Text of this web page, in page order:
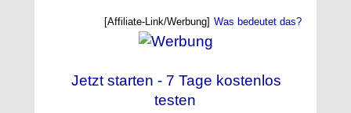
[Affiliate-Link/Werbung] Was bedeutet das?
Jetzt starten - 7 Tage kostenlos
testen